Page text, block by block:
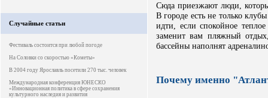
Случайные статьи
Фестиваль состоится при любой погоде
На Соловки со скоростью «Кометы»
В 2004 году Ярославль посетили 270 тыс. человек
Международная конференция ЮНЕСКО
«Инновационная политика в сфере сохранения
культурного наследия и развития
Сюда приезжают люди,
В городе есть не только
идти, если спокойное
заменит вам пляжный
бассейны наполнят
Почему именно